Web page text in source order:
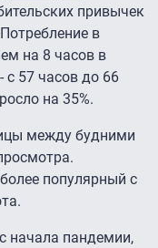
привычек
в
на 8 часов в
57 часов до 66
на 35%.
между будними
популярный с
начала пандемии,